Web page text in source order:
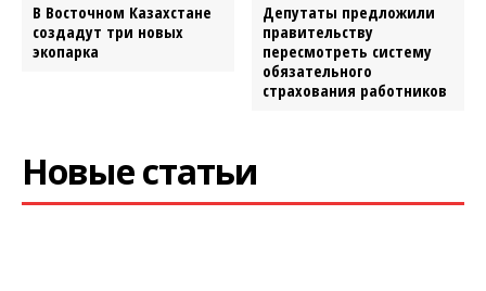
В Восточном Казахстане
создадут три новых
экопарка
Депутаты предложили
правительству
пересмотреть систему
обязательного
страхования работников
Новые статьи